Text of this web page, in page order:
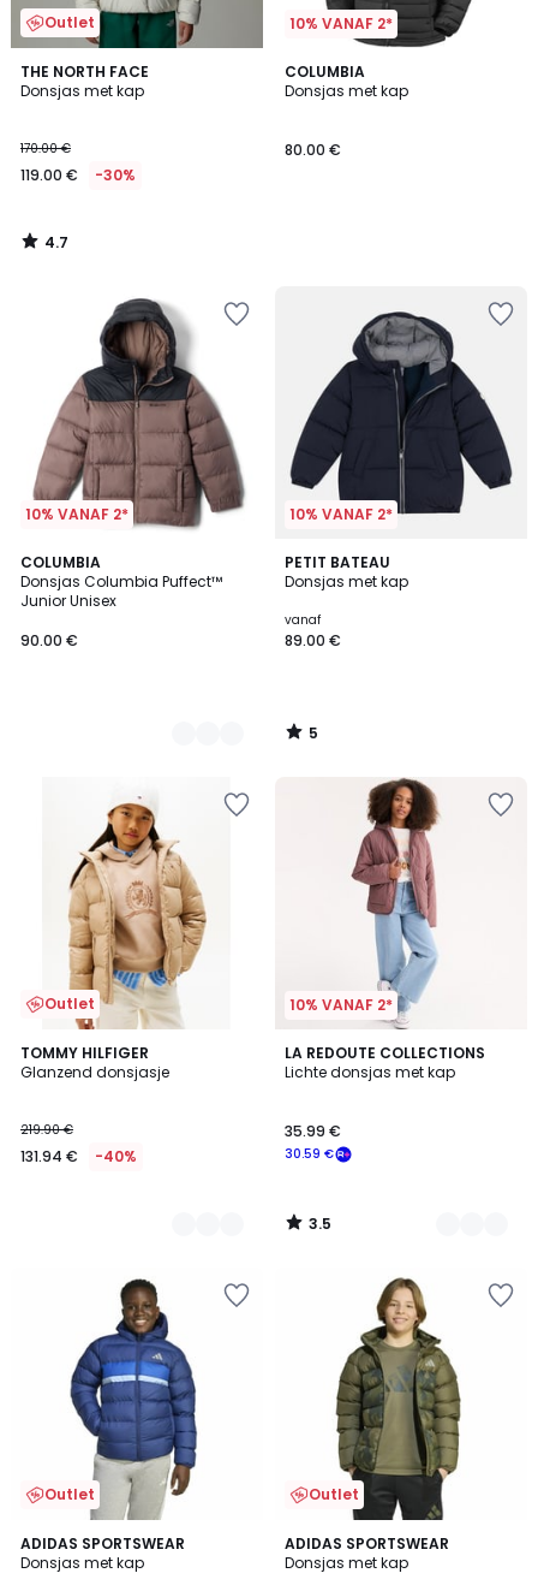
Outlet
THE NORTH FACE
Donsjas met kap
170.00 €
119.00 € -30%
4.7
/ 5
4.7
/
10% VANAF 2*
COLUMBIA
Donsjas met kap
80.00 €
10% VANAF 2*
COLUMBIA
Donsjas Columbia Puffect™
Junior Unisex
90.00 €
3
Kleuren
10% VANAF 2*
PETIT BATEAU
Donsjas met kap
vanaf
89.00 €
5
/
5
/
Outlet
TOMMY HILFIGER
Glanzend donsjasje
219.90 €
131.94 € -40%
2
Kleuren
10% VANAF 2*
LA REDOUTE COLLECTIONS
Lichte donsjas met kap
30.59 €
35.99 €
3.5
/ 5
3
Kleuren
3.5
/
Outlet
ADIDAS SPORTSWEAR
Donsjas met kap
4.9
/ 5
2
Kleuren
Outlet
ADIDAS SPORTSWEAR
Donsjas met kap
5
/